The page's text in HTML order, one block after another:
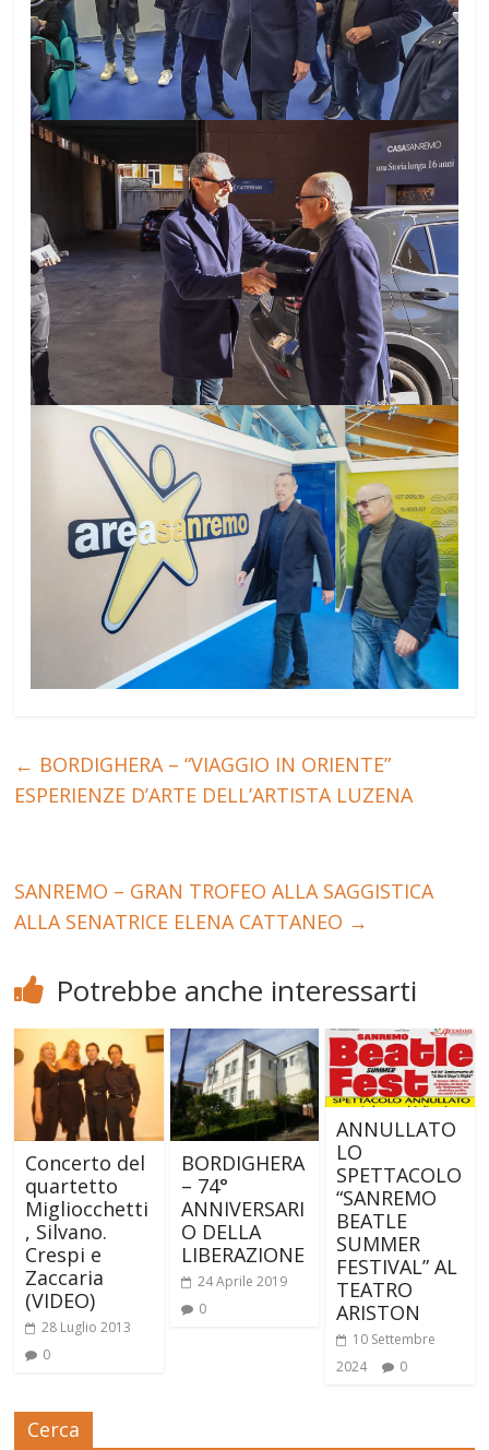
← BORDIGHERA – “VIAGGIO IN ORIENTE”
ESPERIENZE D’ARTE DELL’ARTISTA LUZENA
SANREMO – GRAN TROFEO ALLA SAGGISTICA
ALLA SENATRICE ELENA CATTANEO →
Potrebbe anche interessarti
Concerto del
quartetto
Migliocchetti
, Silvano.
Crespi e
Zaccaria
(VIDEO)
28 Luglio 2013
0
BORDIGHERA
– 74°
ANNIVERSARI
O DELLA
LIBERAZIONE
24 Aprile 2019
0
ANNULLATO
LO
SPETTACOLO
“SANREMO
BEATLE
SUMMER
FESTIVAL” AL
TEATRO
ARISTON
10 Settembre
2024
0
Cerca